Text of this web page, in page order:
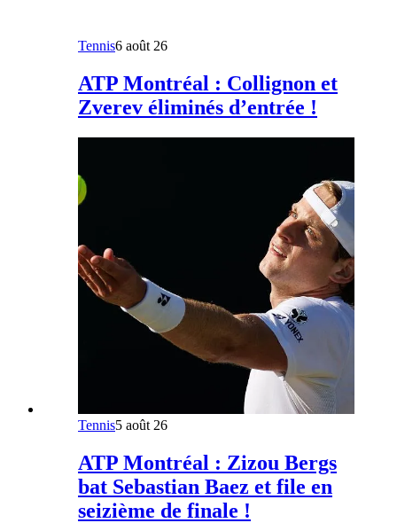
Tennis6 août 26
ATP Montréal : Collignon et
Zverev éliminés d’entrée !
Tennis5 août 26
ATP Montréal : Zizou Bergs
bat Sebastian Baez et file en
seizième de finale !